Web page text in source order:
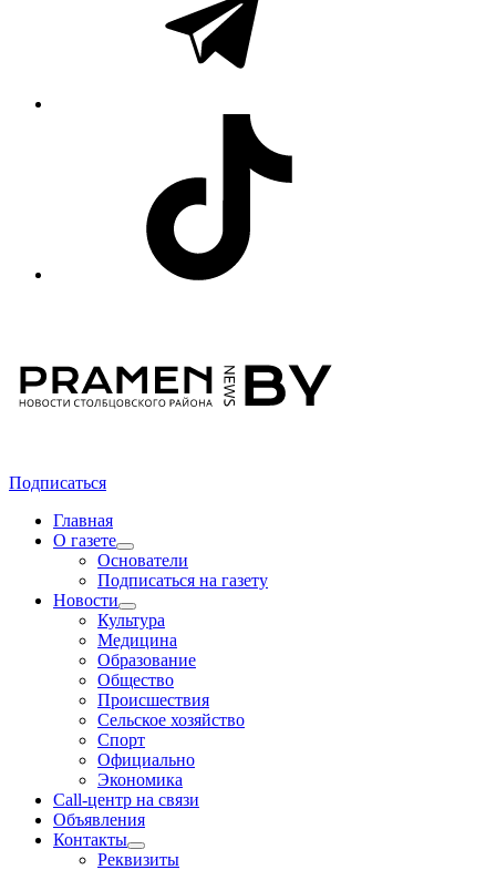
Подписаться
Главная
О газете
Основатели
Подписаться на газету
Новости
Культура
Медицина
Образование
Общество
Происшествия
Сельское хозяйство
Спорт
Официально
Экономика
Call-центр на связи
Объявления
Контакты
Реквизиты